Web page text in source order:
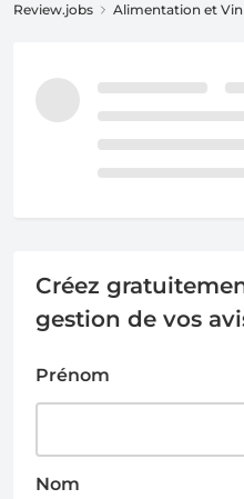
Review.jobs Alimentation et Vin
Créez
gestion de vos
Prénom
Nom